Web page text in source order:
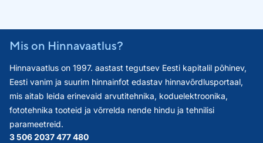
Mis on Hinnavaatlus?
Hinnavaatlus on 1997. aastast tegutsev Eesti kapitalil põhinev,
Eesti vanim ja suurim hinnainfot edastav hinnavõrdlusportaal,
mis aitab leida erinevaid arvutitehnika, koduelektroonika,
fototehnika tooteid ja võrrelda nende hindu ja tehnilisi
parameetreid.
3 506 2037 477 480